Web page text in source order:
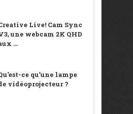
Live! Cam Sync
une webcam 2K QHD
...
ce qu’une lampe
vidéoprojecteur ?